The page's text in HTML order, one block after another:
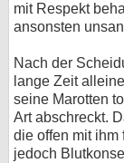
mit Respekt
ansonsten
Nach der
lange Zeit
seine Marotten
Art abschreckt.
die offen mit ihm
jedoch